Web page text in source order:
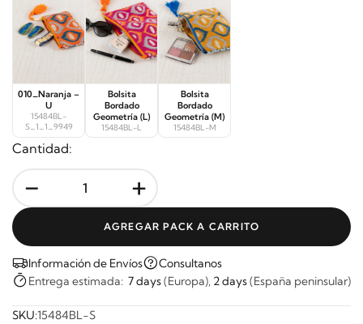
010_Naranja –
U
15484BL-
S_1_1_9949
Bolsita
Bordado
Geometría (L)
15484BL-L
Bolsita
Bordado
Geometría (M)
15484BL-M
Cantidad:
- +
AGREGAR PACK A CARRITO
Información de Envíos
Consultanos
Entrega estimada: 7 days(Europa), 2 days(España peninsular)
SKU:15484BL-S